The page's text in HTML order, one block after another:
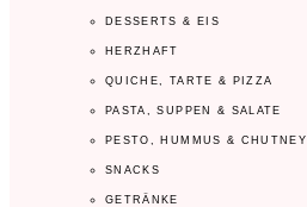
DESSERTS & EIS
HERZHAFT
QUICHE, TARTE & PIZZA
PASTA, SUPPEN & SALATE
PESTO, HUMMUS & CHUTNEY
SNACKS
GETRÄNKE